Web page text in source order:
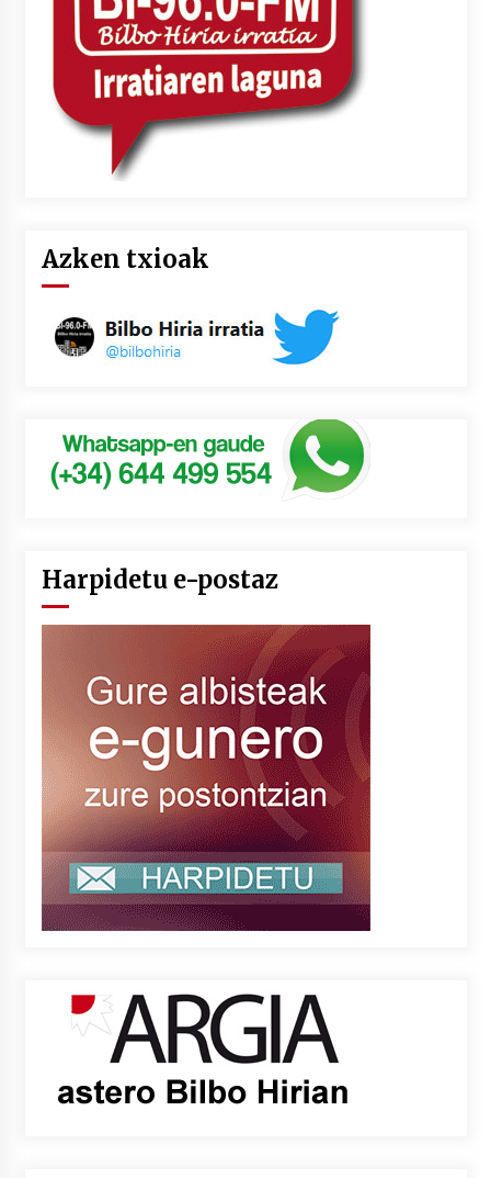
Azken txioak
Harpidetu e-postaz